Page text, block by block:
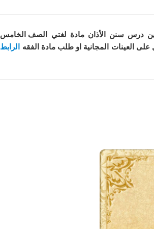
درس سنن الأذانمادة لغتي
الصف الخامس
على العينات المجانية او طلب مادة الفقه
الرابط